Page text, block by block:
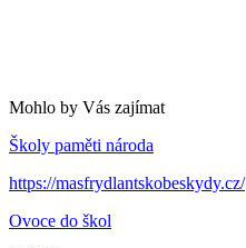
Mohlo by Vás zajímat
Školy paměti národa
https://masfrydlantskobeskydy.cz/
Ovoce do škol